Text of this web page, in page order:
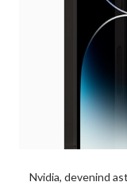
Nvidia, devenind